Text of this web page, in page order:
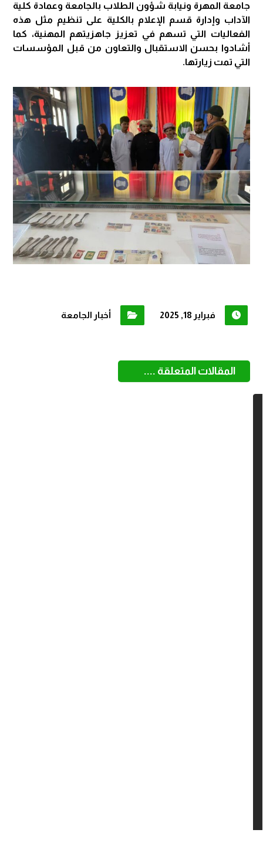
جامعة المهرة ونيابة شؤون الطلاب بالجامعة وعمادة كلية
الآداب وإدارة قسم الإعلام بالكلية على تنظيم مثل هذه
الفعاليات التي تسهم في تعزيز جاهزيتهم المهنية، كما
أشادوا بحسن الاستقبال والتعاون من قبل المؤسسات
التي تمت زيارتها.
فبراير 18, 2025 أخبار الجامعة
المقالات المتعلقة ....